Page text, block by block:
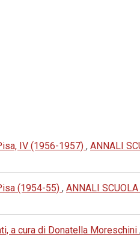
IV (1956-1957) , ANNALI
(1954-55) , ANNALI
a cura di Donatella Moreschini